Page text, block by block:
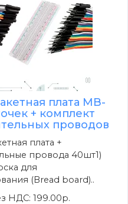
плата MB-
+ комплект
проводов
плата +
провода 40шт1)
для
(Bread board)..
НДС: 199.00р.